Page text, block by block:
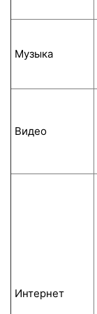
Музыка
Видео
Интернет